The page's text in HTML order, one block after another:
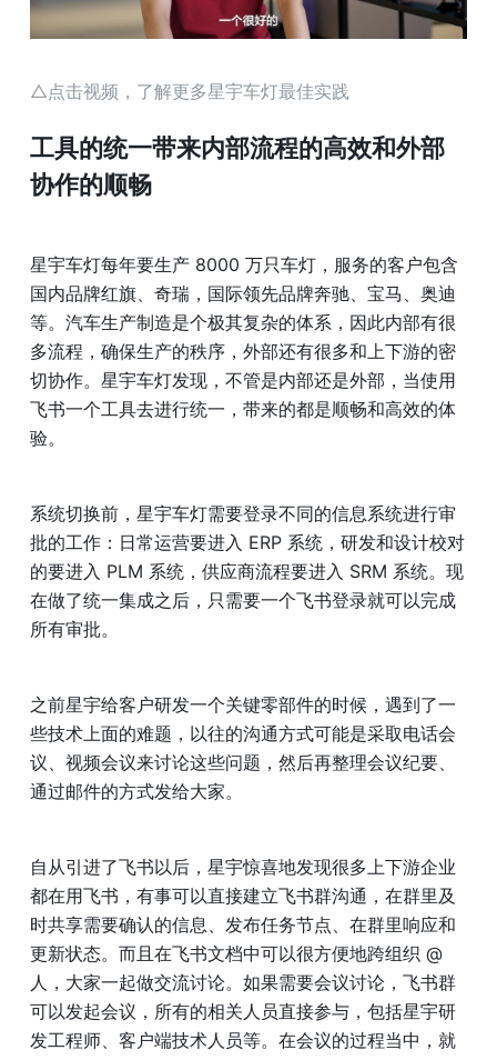
△点击视频，了解更多星宇车灯最佳实践
工具的统一带来内部流程的高效和外部
协作的顺畅
星宇车灯每年要生产 8000 万只车灯，服务的客户包含
国内品牌红旗、奇瑞，国际领先品牌奔驰、宝马、奥迪
等。汽车生产制造是个极其复杂的体系，因此内部有很
多流程，确保生产的秩序，外部还有很多和上下游的密
切协作。星宇车灯发现，不管是内部还是外部，当使用
飞书一个工具去进行统一，带来的都是顺畅和高效的体
验。
系统切换前，星宇车灯需要登录不同的信息系统进行审
批的工作：日常运营要进入 ERP 系统，研发和设计校对
的要进入 PLM 系统，供应商流程要进入 SRM 系统。现
在做了统一集成之后，只需要一个飞书登录就可以完成
所有审批。
之前星宇给客户研发一个关键零部件的时候，遇到了一
些技术上面的难题，以往的沟通方式可能是采取电话会
议、视频会议来讨论这些问题，然后再整理会议纪要、
通过邮件的方式发给大家。
自从引进了飞书以后，星宇惊喜地发现很多上下游企业
都在用飞书，有事可以直接建立飞书群沟通，在群里及
时共享需要确认的信息、发布任务节点、在群里响应和
更新状态。而且在飞书文档中可以很方便地跨组织 @
人，大家一起做交流讨论。如果需要会议讨论，飞书群
可以发起会议，所有的相关人员直接参与，包括星宇研
发工程师、客户端技术人员等。在会议的过程当中，就